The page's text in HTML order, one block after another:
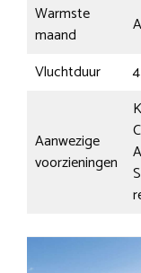
Warmste
maand
Vluchtduur
Aanwezige
voorzieningen